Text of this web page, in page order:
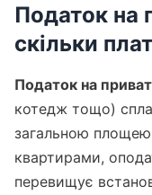
Податок на
скільки
Податок на
котедж тощо)
загальною площею
квартирами,
перевищує